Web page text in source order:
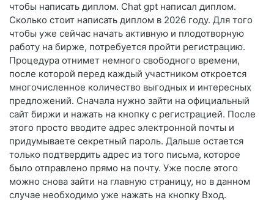
чтобы написать диплом. Chat gpt написал диплом.
Сколько стоит написать диплом в 2026 году. Для того
чтобы уже сейчас начать активную и плодотворную
работу на бирже, потребуется пройти регистрацию.
Процедура отнимет немного свободного времени,
после которой перед каждый участником откроется
многочисленное количество выгодных и интересных
предложений. Сначала нужно зайти на официальный
сайт биржи и нажать на кнопку с регистрацией. После
этого просто вводите адрес электронной почты и
придумываете секретный пароль. Дальше остается
только подтвердить адрес из того письма, которое
было отправлено прямо на почту. Уже после этого
можно снова зайти на главную страницу, но в данном
случае необходимо уже нажать на кнопку Вход.